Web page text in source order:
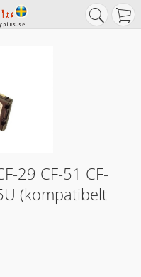
29 CF-51 CF-
(kompatibelt